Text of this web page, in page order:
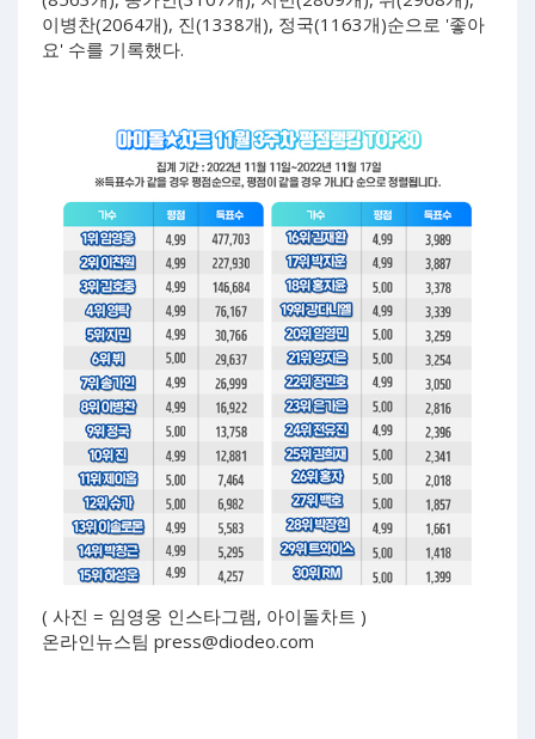
이병찬(2064개), 진(1338개), 정국(1163개)순으로 '좋아
요' 수를 기록했다.
( 사진 = 임영웅 인스타그램, 아이돌차트 )
온라인뉴스팀 press@diodeo.com